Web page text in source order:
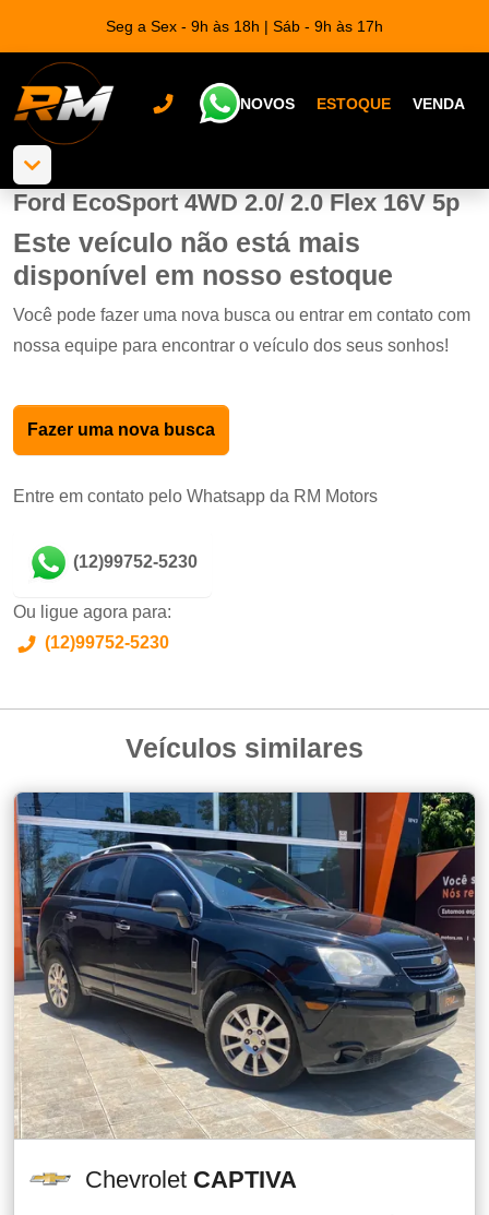
Seg a Sex - 9h às 18h | Sáb - 9h às 17h
NOVOS ESTOQUE VENDA
Ford EcoSport 4WD 2.0/ 2.0 Flex 16V 5p
Este veículo não está mais
disponível em nosso estoque
Você pode fazer uma nova busca ou entrar em contato com
nossa equipe para encontrar o veículo dos seus sonhos!
Fazer uma nova busca
Entre em contato pelo Whatsapp da RM Motors
(12)99752-5230
Ou ligue agora para:
(12)99752-5230
Veículos similares
Chevrolet CAPTIVA